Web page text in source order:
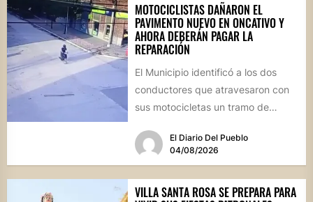
MOTOCICLISTAS DAÑARON EL
PAVIMENTO NUEVO EN ONCATIVO Y
AHORA DEBERÁN PAGAR LA
REPARACIÓN
El Municipio identificó a los dos
conductores que atravesaron con
sus motocicletas un tramo de
calle...
El Diario Del Pueblo
04/08/2026
VILLA SANTA ROSA SE PREPARA PARA